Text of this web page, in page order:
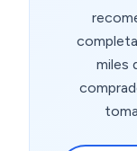
miles